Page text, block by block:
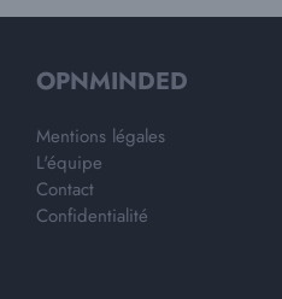
OPNMINDED
Mentions légales
L'équipe
Contact
Confidentialité